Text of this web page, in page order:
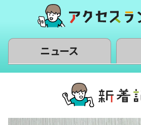
ニュース